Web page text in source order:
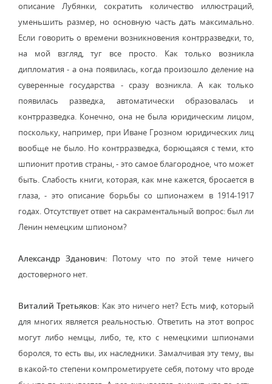
описание Лубянки, сократить количество иллюстраций,
уменьшить размер, но основную часть дать максимально.
Если говорить о времени возникновения контрразведки, то,
на мой взгляд, туг все просто. Как только возникла
дипломатия - а она появилась, когда произошло деление на
суверенные государства - сразу возникла. А как только
появилась разведка, автоматически образовалась и
контрразведка. Конечно, она не была юридическим лицом,
поскольку, например, при Иване Грозном юридических лиц
вообще не было. Но контрразведка, борющаяся с теми, кто
шпионит против страны, - это самое благородное, что может
быть. Слабость книги, которая, как мне кажется, бросается в
глаза, - это описание борьбы со шпионажем в 1914-1917
годах. Отсутствует ответ на сакраментальный вопрос: был ли
Ленин немецким шпионом?
Александр Зданович: Потому что по этой теме ничего
достоверного нет.
Виталий Третьяков: Как это ничего нет? Есть миф, который
для многих является реальностью. Ответить на этот вопрос
могут либо немцы, либо, те, кто с немецкими шпионами
боролся, то есть вы, их наследники. Замалчивая эту тему, вы
в какой-то степени компрометируете себя, потому что вроде